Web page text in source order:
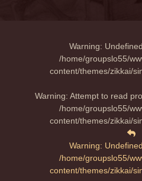
Warning:
/home/groupslo55/
content/themes/zikkai/
Warning: Attempt to read
/home/groupslo55/
content/themes/zikkai/
Warning:
/home/groupslo55/
content/themes/zikkai/